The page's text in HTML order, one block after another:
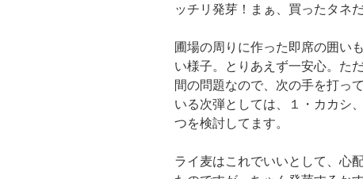
ッチリ発芽！まぁ、買ったタネ
圃場の周りに作った即席の囲い
い様子。とりあえず一安心。た
間の問題なので、次の手を打っ
いる次弾としては、１・カカシ
つを検討してます。
ライ麦はこれでいいとして、心